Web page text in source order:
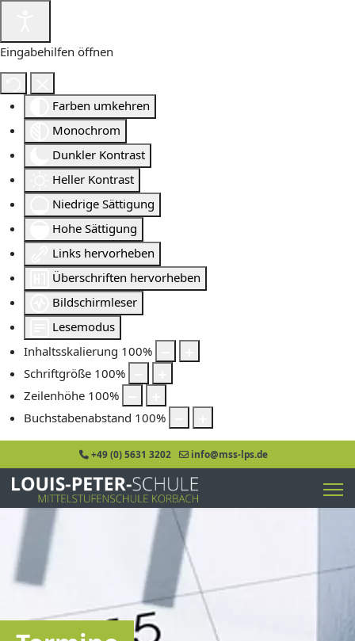
Eingabehilfen öffnen
Farben umkehren
Monochrom
Dunkler Kontrast
Heller Kontrast
Niedrige Sättigung
Hohe Sättigung
Links hervorheben
Überschriften hervorheben
Bildschirmleser
Lesemodus
Inhaltsskalierung 100%
Schriftgröße 100%
Zeilenhöhe 100%
Buchstabenabstand 100%
+49 (0) 5631 3202 info@mss-lps.de